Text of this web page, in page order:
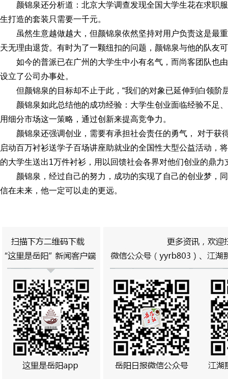
颜锦泉还分析道：北京大学调查发现全国大学生花在求职
生打造的套装只需要一千元。
虽然生意越做越大，但颜锦泉依然坚持对用户负责这是最
天无理由退货。有时为了一颗纽扣的问题，颜锦泉与他的队友
如今的普派已在广州的大学生中小有名气，而尚客团队也
设立了公司办事处。
但颜锦泉的目标却不止于此，“我们的对象已延伸到白领阶
颜锦泉如此总结他的成功经验：大学生创业面临经验不足
用细分市场这一策略，通过创新来提高竞争力。
颜锦泉还强调创业，需要有承担社会责任的勇气， 对于获
启动百万衬衫送学子百场讲座助就业的全国性大型公益活动，
的大学生送出1万件衬衫，用以回馈社会各界对他们创业的鼎力
颜锦泉，经过自己的努力，成功的实现了自己的创业梦，
信在未来，他一定可以走的更远。